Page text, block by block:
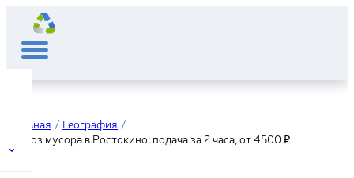
Главная
География
Вывоз мусора в Ростокино: подача за 2 часа, от 4500 ₽